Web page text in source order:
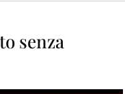
0
senza